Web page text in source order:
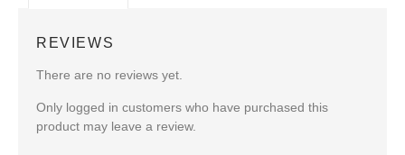
REVIEWS
There are no reviews yet.
Only logged in customers who have purchased this
product may leave a review.